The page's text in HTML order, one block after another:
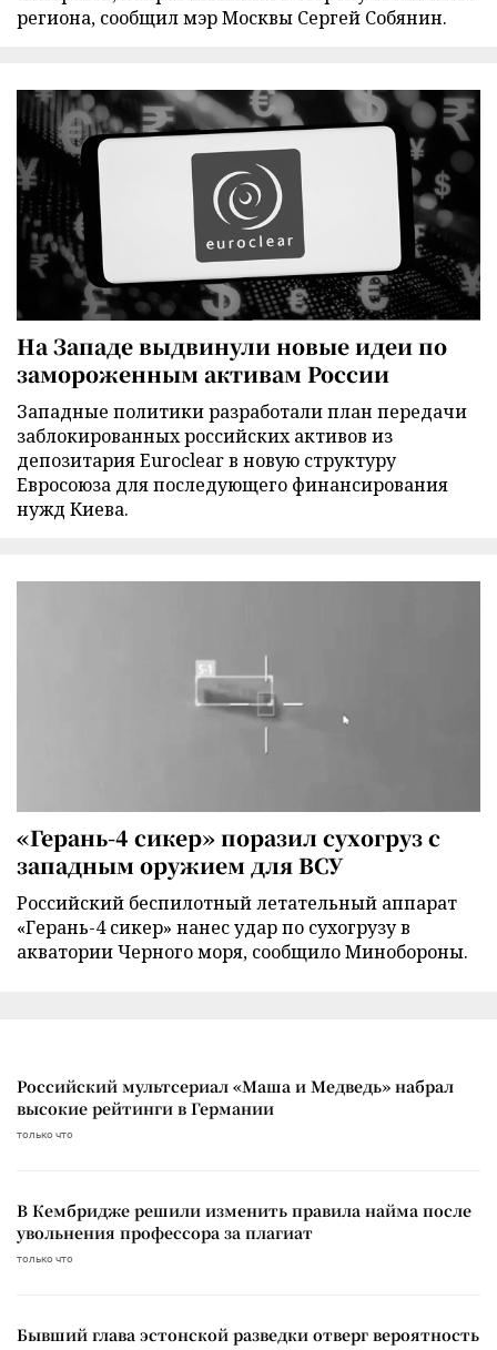
региона, сообщил мэр Москвы Сергей Собянин.
На Западе выдвинули новые идеи по
замороженным активам России
Западные политики разработали план передачи
заблокированных российских активов из
депозитария Euroclear в новую структуру
Евросоюза для последующего финансирования
нужд Киева.
«Герань-4 сикер» поразил сухогруз с
западным оружием для ВСУ
Российский беспилотный летательный аппарат
«Герань-4 сикер» нанес удар по сухогрузу в
акватории Черного моря, сообщило Минобороны.
Российский мультсериал «Маша и Медведь» набрал
высокие рейтинги в Германии
только что
В Кембридже решили изменить правила найма после
увольнения профессора за плагиат
только что
Бывший глава эстонской разведки отверг вероятность